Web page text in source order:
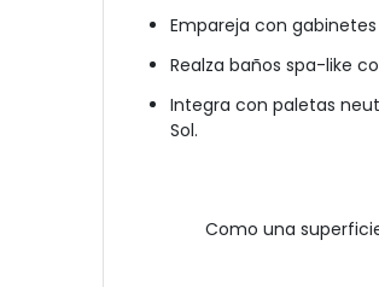
Empareja con
Realza baños spa-like
Integra con paletas
Sol.
Como una